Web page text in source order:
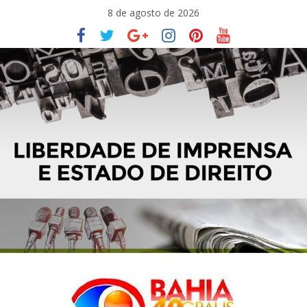
conteúdo
8 de agosto de 2026